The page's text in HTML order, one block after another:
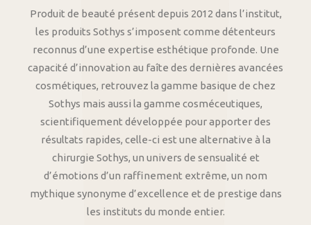
Produit de beauté présent depuis 2012 dans l’institut,
les produits Sothys s’imposent comme détenteurs
reconnus d’une expertise esthétique profonde. Une
capacité d’innovation au faîte des dernières avancées
cosmétiques, retrouvez la gamme basique de chez
Sothys mais aussi la gamme cosméceutiques,
scientifiquement développée pour apporter des
résultats rapides, celle-ci est une alternative à la
chirurgie Sothys, un univers de sensualité et
d’émotions d’un raffinement extrême, un nom
mythique synonyme d’excellence et de prestige dans
les instituts du monde entier.